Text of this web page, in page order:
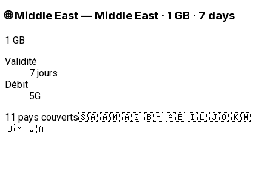
🌐 Middle East— Middle East · 1 GB · 7 days
1 GB
Validité
7 jours
Débit
5G
11 pays couverts🇸🇦 🇦🇲 🇦🇿 🇧🇭 🇦🇪 🇮🇱 🇯🇴 🇰🇼
🇴🇲 🇶🇦